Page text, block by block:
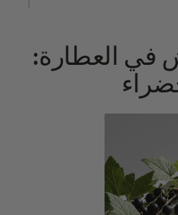
في العطارة: